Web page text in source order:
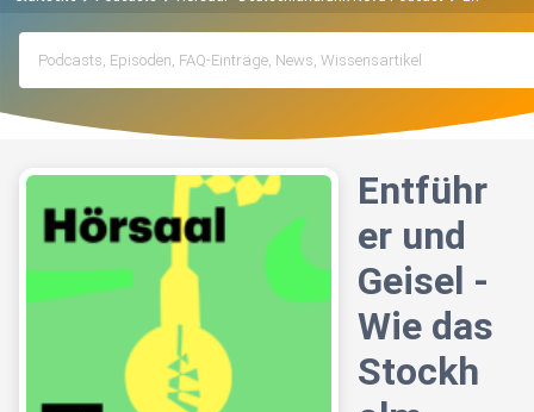
Entführ
er und
Geisel -
Wie das
Stockh